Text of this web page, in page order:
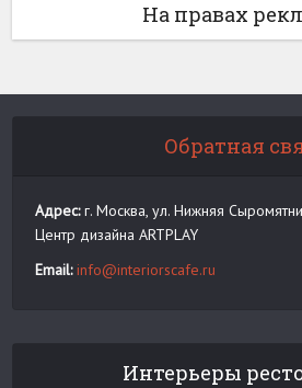
На правах
Обратная
Адрес:г. Москва, ул. Нижняя
Центр дизайна ARTPLAY
Email: info@interiorscafe.ru
Интерьеры